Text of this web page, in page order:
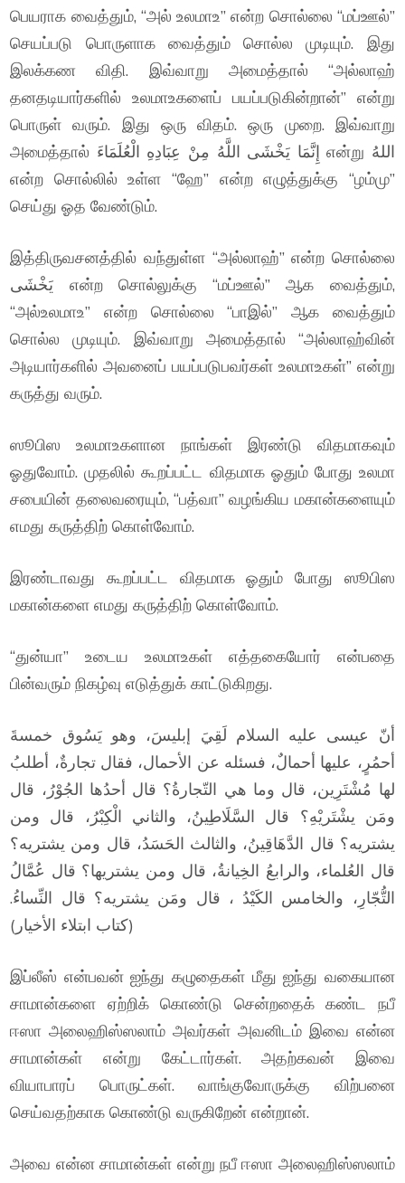
பெயராக வைத்தும், “அல் உலமாஉ” என்ற சொல்லை “மப்ஊல்”
செயப்படு பொருளாக வைத்தும் சொல்ல முடியும். இது
இலக்கண விதி. இவ்வாறு அமைத்தால் “அல்லாஹ்
தனதடியார்களில் உலமாஉகளைப் பயப்படுகின்றான்” என்று
பொருள் வரும். இது ஒரு விதம். ஒரு முறை. இவ்வாறு
அமைத்தால் إِنَّمَا يَخْشَى اللَّهُ مِنْ عِبَادِهِ الْعُلَمَاءَ என்று اللهُ
என்ற சொல்லில் உள்ள “ஹே” என்ற எழுத்துக்கு “ழம்மு”
செய்து ஓத வேண்டும்.
இத்திருவசனத்தில் வந்துள்ள “அல்லாஹ்” என்ற சொல்லை
يَخْشَى என்ற சொல்லுக்கு “மப்ஊல்” ஆக வைத்தும்,
“அல்உலமாஉ” என்ற சொல்லை “பாஇல்” ஆக வைத்தும்
சொல்ல முடியும். இவ்வாறு அமைத்தால் “அல்லாஹ்வின்
அடியார்களில் அவனைப் பயப்படுபவர்கள் உலமாஉகள்” என்று
கருத்து வரும்.
ஸூபிஸ உலமாஉகளான நாங்கள் இரண்டு விதமாகவும்
ஓதுவோம். முதலில் கூறப்பட்ட விதமாக ஓதும் போது உலமா
சபையின் தலைவரையும், “பத்வா” வழங்கிய மகான்களையும்
எமது கருத்திற் கொள்வோம்.
இரண்டாவது கூறப்பட்ட விதமாக ஓதும் போது ஸூபிஸ
மகான்களை எமது கருத்திற் கொள்வோம்.
“துன்யா” உடைய உலமாஉகள் எத்தகையோர் என்பதை
பின்வரும் நிகழ்வு எடுத்துக் காட்டுகிறது.
أنّ عيسى عليه السلام لَقِيَ إبليسَ، وهو يَسُوق خمسةَ
أحمُرٍ، عليها أحمالٌ، فسئله عن الأحمال، فقال تجارةٌ، أطلبُ
لها مُشْتَرِين، قال وما هي التّجارةُ؟ قال أحدُها الجُوْرُ، قال
ومَن يشْتَريْهِ؟ قال السَّلَاطِينُ، والثاني الْكِبْرُ، قال ومن
يشتريه؟ قال الدَّهَاقِينُ، والثالث الحَسَدُ، قال ومن يشتريه؟
قال العُلماء، والرابعُ الخِيانةُ، قال ومن يشتريها؟ قال عُمَّالُ
التُّجّارِ، والخامس الكَيْدُ ، قال ومَن يشتريه؟ قال النِّساءُ.
(كتاب ابتلاء الأخيار)
இப்லீஸ் என்பவன் ஐந்து கழுதைகள் மீது ஐந்து வகையான
சாமான்களை ஏற்றிக் கொண்டு சென்றதைக் கண்ட நபீ
ஈஸா அலைஹிஸ்ஸலாம் அவர்கள் அவனிடம் இவை என்ன
சாமான்கள் என்று கேட்டார்கள். அதற்கவன் இவை
வியாபாரப் பொருட்கள். வாங்குவோருக்கு விற்பனை
செய்வதற்காக கொண்டு வருகிறேன் என்றான்.
அவை என்ன சாமான்கள் என்று நபீ ஈஸா அலைஹிஸ்ஸலாம்